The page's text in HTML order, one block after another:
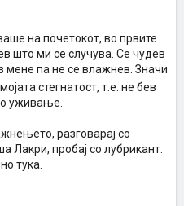
на почетокот, во првите
што ми се случува. Се чудев
мене па не се влажнев. Значи
стегнатост, т.е. не бев
уживање.
разговарај со
Лакри, пробај со лубрикант.
тука.